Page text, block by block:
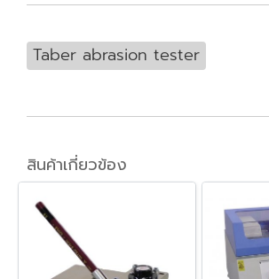
Taber abrasion tester
สินค้าเกี่ยวข้อง